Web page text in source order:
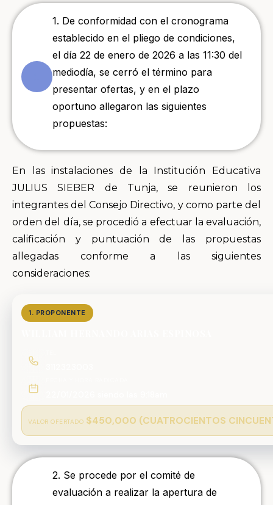
1. De conformidad con el cronograma
establecido en el pliego de condiciones,
el día 22 de enero de 2026 a las 11:30 del
mediodía, se cerró el término para
presentar ofertas, y en el plazo
oportuno allegaron las siguientes
propuestas:
En las instalaciones de la Institución Educativa
JULIUS SIEBER de Tunja, se reunieron los
integrantes del Consejo Directivo, y como parte del
orden del día, se procedió a efectuar la evaluación,
calificación y puntuación de las propuestas
allegadas conforme a las siguientes
consideraciones:
1. PROPONENTE
VALOR OFERTADO $450,000 (CUATROCIENTOS
2. Se procede por el comité de
evaluación a realizar la apertura de